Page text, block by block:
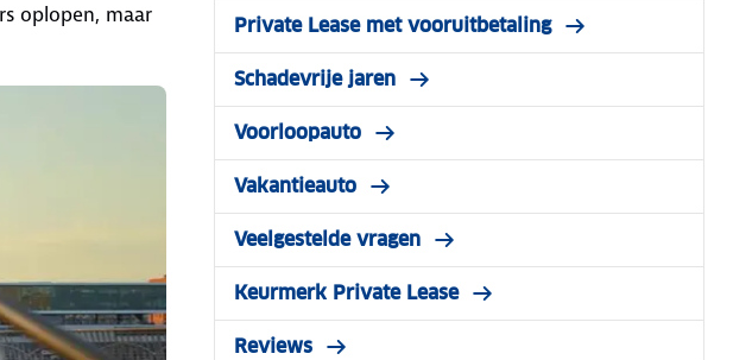
oplopen, maar
Private Lease met vooruitbetaling
Schadevrije jaren
Voorloopauto
Vakantieauto
Veelgestelde vragen
Keurmerk Private Lease
Reviews